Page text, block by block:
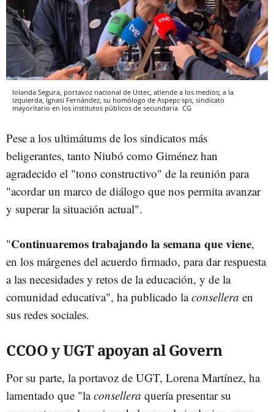
Iolanda Segura, portavoz nacional de Ustec, atiende a los medios; a la
izquierda, Ignasi Fernández, su homólogo de Aspepc·sps, sindicato
mayoritario en los institutos públicos de secundaria CG
Pese a los ultimátums de los sindicatos más
beligerantes, tanto Niubó como Giménez han
agradecido el "tono constructivo" de la reunión para
"acordar un marco de diálogo que nos permita avanzar
y superar la situación actual".
"Continuaremos trabajando la semana que viene,
en los márgenes del acuerdo firmado, para dar respuesta
a las necesidades y retos de la educación, y de la
comunidad educativa", ha publicado laconsellera en
sus redes sociales.
CCOO y UGT apoyan al Govern
Por su parte, la portavoz de UGT, Lorena Martínez, ha
lamentado que "laconsellera quería presentar su